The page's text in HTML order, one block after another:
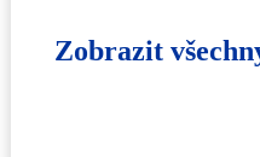
Zobrazit